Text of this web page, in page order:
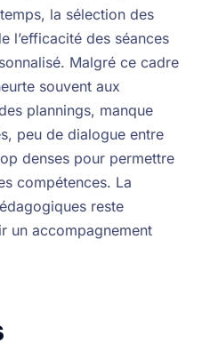
la sélection des
l’efficacité des séances
Malgré ce cadre
souvent aux
plannings, manque
peu de dialogue entre
denses pour permettre
compétences. La
reste
un accompagnement